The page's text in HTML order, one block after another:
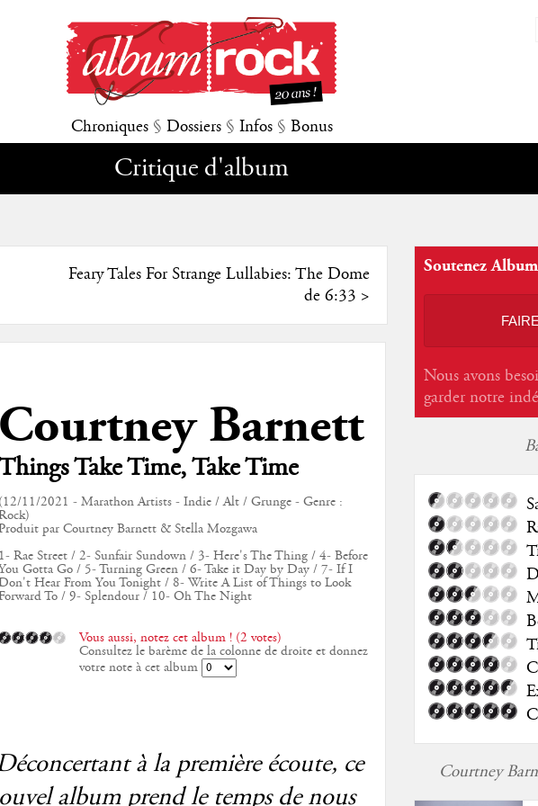
Chroniques § Dossiers § Infos § Bonus
Critique d'album
Feary Tales For Strange Lullabies: The Dome
de 6:33 >
Barnett
Take Time, Take Time
11/2021 - Marathon Artists - Indie / Alt / Grunge - Genre :
par Courtney Barnett & Stella Mozgawa
Rae Street / 2- Sunfair Sundown / 3- Here's The Thing / 4- Before
Gotta Go / 5- Turning Green / 6- Take it Day by Day / 7- If I
Hear From You Tonight / 8- Write A List of Things to Look
To / 9- Splendour / 10- Oh The Night
Vous aussi, notez cet album ! (2 votes)
Consultez le barème de la colonne de droite et donnez
votre note à cet album
à la première écoute, ce
album prend le temps de nous
Soutenez
Nous avons
garder notre
Courtney